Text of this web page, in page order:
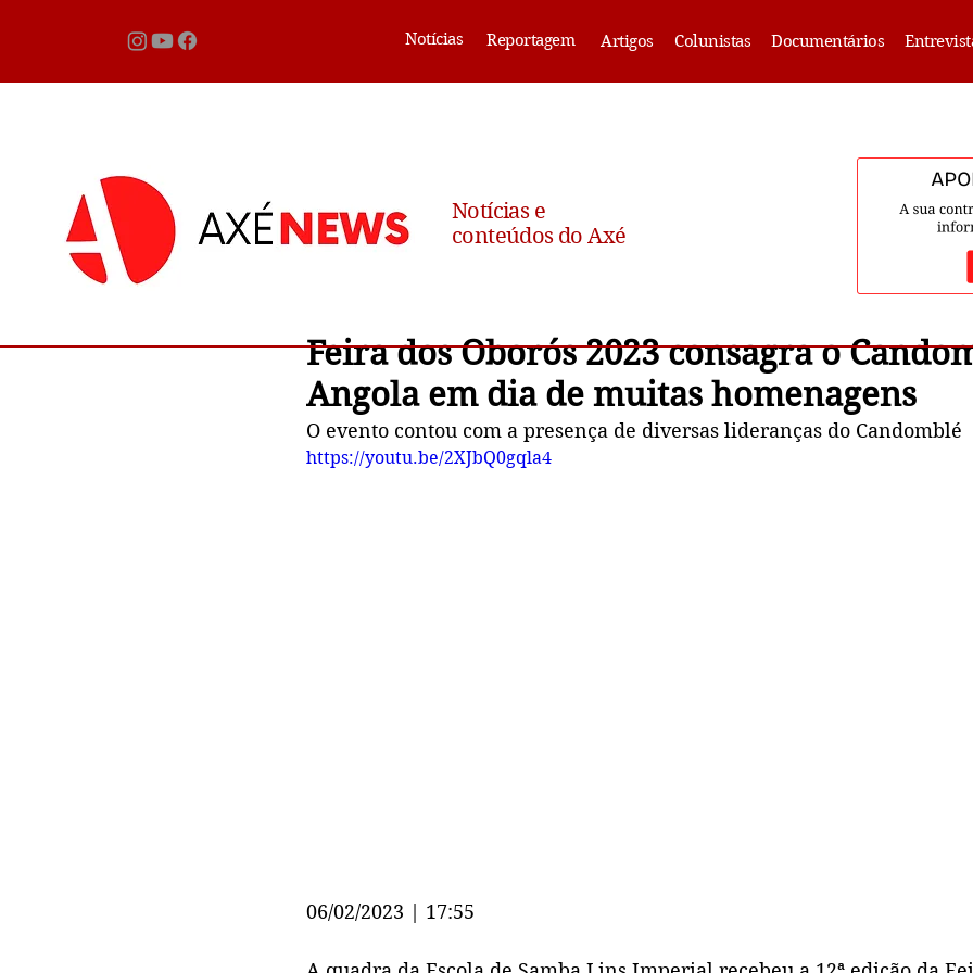
Notícias Reportagem Artigos Colunistas Documentários
Notícias e
conteúdos do Axé
Feira dos Oborós 2023 consagra o
Angola em dia de muitas homenagens
O evento contou com a presença de diversas lideranças do Candomblé
https://youtu.be/2XJbQ0gqla4
06/02/2023 | 17:55